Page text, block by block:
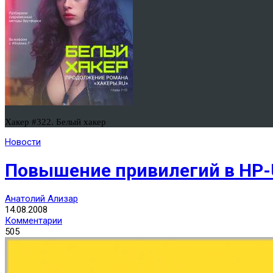
Хакер #322. Белый хакер
Новости
Повышение привилегий в HP-
Анатолий Ализар
14.08.2008
Комментарии
505